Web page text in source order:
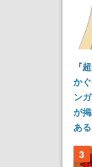
『
か
ン
が
ある
3